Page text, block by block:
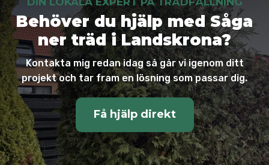
Behöver du hjälp med Såga
ner träd i Landskrona?
Kontakta mig redan idag så går vi igenom ditt
projekt och tar fram en lösning som passar dig.
Få hjälp direkt